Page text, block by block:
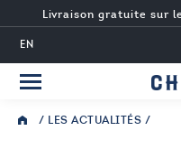
EN
Livraison gratuite sur
/ LES ACTUALITÉS /